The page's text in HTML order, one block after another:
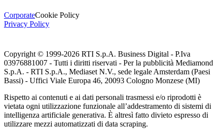
CorporateCookie Policy
Privacy Policy
Copyright © 1999-2026 RTI S.p.A. Business Digital - P.Iva
03976881007 - Tutti i diritti riservati - Per la pubblicità Mediamond
S.p.A. - RTI S.p.A., Mediaset N.V., sede legale Amsterdam (Paesi
Bassi) - Uffici Viale Europa 46, 20093 Cologno Monzese (MI)
Rispetto ai contenuti e ai dati personali trasmessi e/o riprodotti è
vietata ogni utilizzazione funzionale all’addestramento di sistemi di
intelligenza artificiale generativa. È altresì fatto divieto espresso di
utilizzare mezzi automatizzati di data scraping.